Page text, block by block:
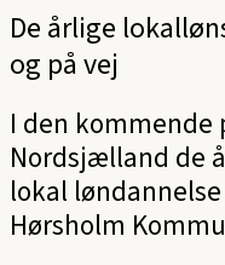
De årlige
og på vej
I den kommende
Nordsjælland de
lokal
Hørsholm